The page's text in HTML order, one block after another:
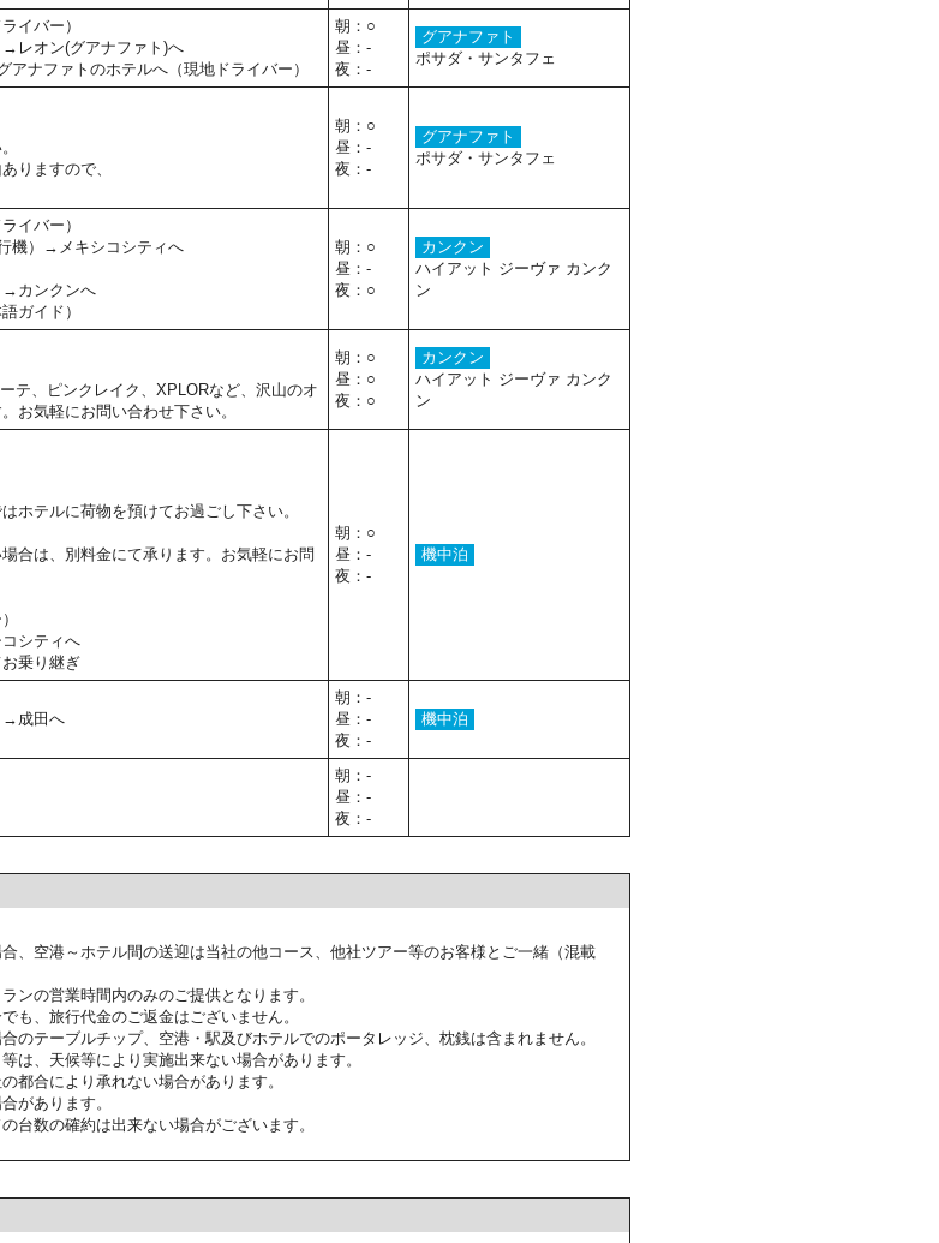
イバー）
→レオン(グアナファト)へ
アナファトのホテルへ（現地ドライバー）
朝：○
昼：-
夜：-
グアナファト
ポサダ・サンタフェ
りますので、
朝：○
昼：-
夜：-
グアナファト
ポサダ・サンタフェ
イバー）
機）→メキシコシティへ
→カンクンへ
ガイド）
朝：○
昼：-
夜：○
カンクン
ハイアット ジーヴァ カンク
ン
テ、ピンクレイク、XPLORなど、沢山のオ
お気軽にお問い合わせ下さい。
朝：○
昼：○
夜：○
カンクン
ハイアット ジーヴァ カンク
ン
ホテルに荷物を預けてお過ごし下さい。
合は、別料金にて承ります。お気軽にお問
シティへ
お乗り継ぎ
朝：○
昼：-
夜：-
機中泊
→成田へ
朝：-
昼：-
夜：-
機中泊
朝：-
昼：-
夜：-
、空港～ホテル間の送迎は当社の他コース、他社ツアー等のお客様とご一緒（混載
ンの営業時間内のみのご提供となります。
も、旅行代金のご返金はございません。
のテーブルチップ、空港・駅及びホテルでのポータレッジ、枕銭は含まれません。
は、天候等により実施出来ない場合があります。
都合により承れない場合があります。
があります。
台数の確約は出来ない場合がございます。